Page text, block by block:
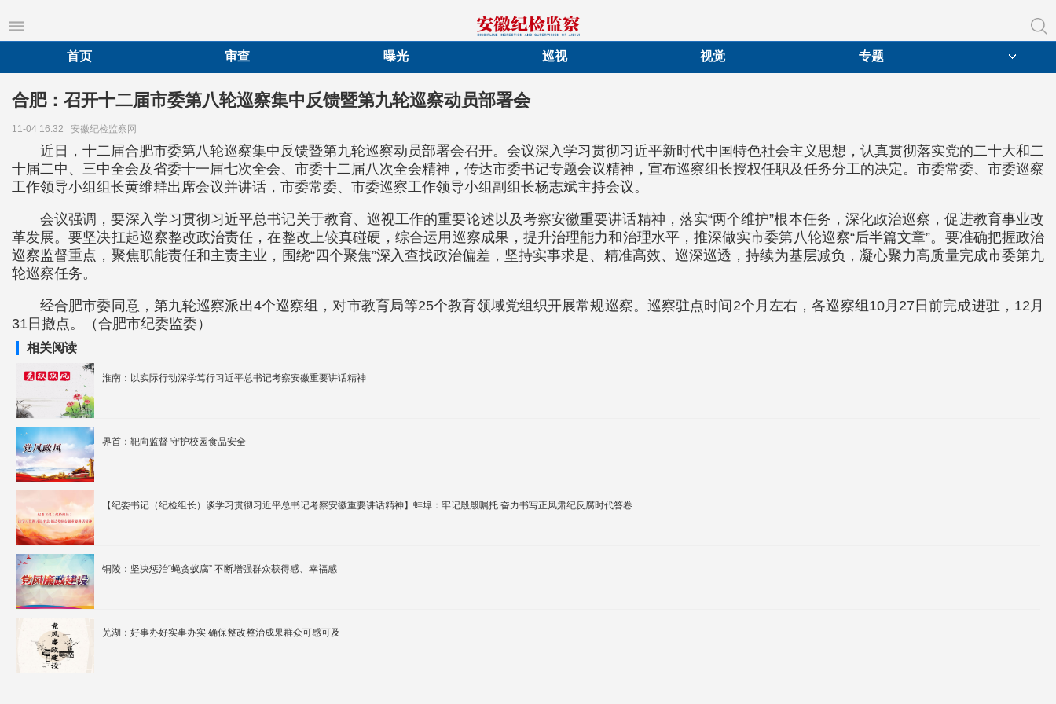
首页
审查 曝光 巡视 视觉 专题
合肥：召开十二届市委第八轮巡察集中反馈暨第九轮巡察动员部署会
11-04 16:32 安徽纪检监察网
近日，十二届合肥市委第八轮巡察集中反馈暨第九轮巡察动员部署会召开。会议深入学习贯彻习近平新时代中国特色社会主义思想，认真贯彻落实党的二十大和二
十届二中、三中全会及省委十一届七次全会、市委十二届八次全会精神，传达市委书记专题会议精神，宣布巡察组长授权任职及任务分工的决定。市委常委、市委巡察
工作领导小组组长黄维群出席会议并讲话，市委常委、市委巡察工作领导小组副组长杨志斌主持会议。
会议强调，要深入学习贯彻习近平总书记关于教育、巡视工作的重要论述以及考察安徽重要讲话精神，落实“两个维护”根本任务，深化政治巡察，促进教育事业改
革发展。要坚决扛起巡察整改政治责任，在整改上较真碰硬，综合运用巡察成果，提升治理能力和治理水平，推深做实市委第八轮巡察“后半篇文章”。要准确把握政治
巡察监督重点，聚焦职能责任和主责主业，围绕“四个聚焦”深入查找政治偏差，坚持实事求是、精准高效、巡深巡透，持续为基层减负，凝心聚力高质量完成市委第九
轮巡察任务。
经合肥市委同意，第九轮巡察派出4个巡察组，对市教育局等25个教育领域党组织开展常规巡察。巡察驻点时间2个月左右，各巡察组10月27日前完成进驻，12月
31日撤点。（合肥市纪委监委）
相关阅读
淮南：以实际行动深学笃行习近平总书记考察安徽重要讲话精神
界首：靶向监督 守护校园食品安全
【纪委书记（纪检组长）谈学习贯彻习近平总书记考察安徽重要讲话精神】蚌埠：牢记殷殷嘱托 奋力书写正风肃纪反腐时代答卷
铜陵：坚决惩治“蝇贪蚁腐” 不断增强群众获得感、幸福感
芜湖：好事办好实事办实 确保整改整治成果群众可感可及